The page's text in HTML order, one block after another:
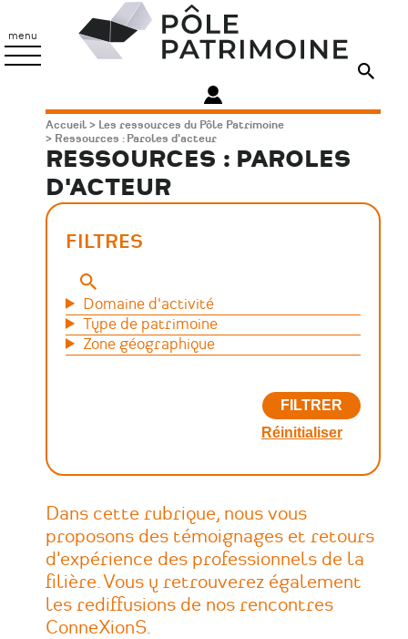
contenu
principal
menu
Patrimoine
Fil
d'Ariane
Accueil
Les ressources du Pôle Patrimoine
Ressources : Paroles d'acteur
RESSOURCES : PAROLES
D'ACTEUR
Dans cette rubrique, nous vous
proposons des témoignages et retours
d'expérience des professionnels de la
filière. Vous y retrouverez également
les rediffusions de nos rencontres
ConneXionS.
FILTRES
Mots-
clésDomaine d'activité
Type de patrimoine
Zone géographique